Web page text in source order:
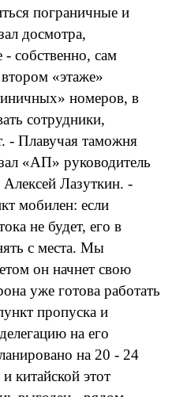
пограничные и
досмотра,
- собственно, сам
«этаже»
номеров, в
сотрудники,
- Плавучая таможня
«АП» руководитель
Лазуткин. -
мобилен: если
не будет, его в
с места. Мы
он начнет свою
уже готова работать
пропуска и
на его
на 20 - 24
китайской этот